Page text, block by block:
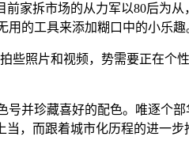
拆市场的从力军以80后为从
的工具来添加糊口中的小乐趣
照片和视频，势需要正在个
并珍藏喜好的配色。唯逐个
，而跟着城市化历程的进一步